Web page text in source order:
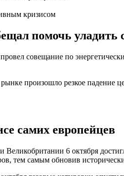
кризисом
помочь
совещание по
произошло резкое падение
самих европейцев
6 октября
тем самым обновив